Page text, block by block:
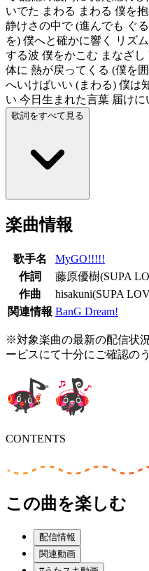
いでた まわる まわる 僕を
静けさの中で (進んでも ぐ
を) 僕へと確かに響く リズ
する波 僕をかこむ まなざ
体に 熱が戻ってくる (僕を
へいけばいい (まわる) 僕は
い 今日生まれた言葉 届け
歌詞をすべて見る
楽曲情報
歌手名
MyGO!!!!!
作詞
藤原優樹(SUPA
作曲
hisakuni(SUPA
関連情報 BanG Dream!
※対象楽曲の最新の配信状
ービスにて十分にご確認の
CONTENTS
この曲を楽しむ
配信情報
関連動画